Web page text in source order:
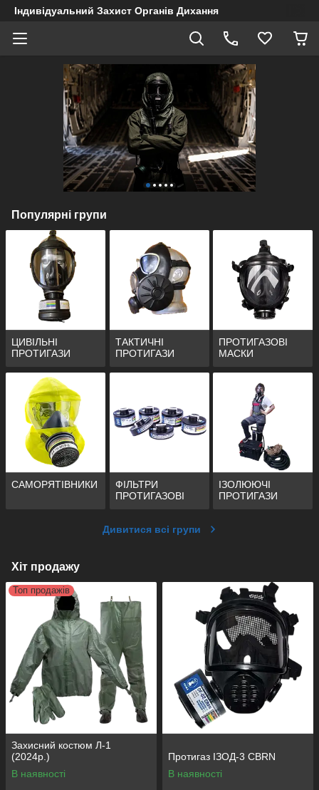
Індивідуальний Захист Органів Дихання
Популярні групи
ЦИВІЛЬНІ
ПРОТИГАЗИ
ТАКТИЧНІ
ПРОТИГАЗИ
ПРОТИГАЗОВІ
МАСКИ
САМОРЯТІВНИКИ
ФІЛЬТРИ
ПРОТИГАЗОВІ
ІЗОЛЮЮЧІ
ПРОТИГАЗИ
Дивитися всі групи
Хіт продажу
Топ продажів
Захисний костюм Л-1
(2024р.)
В наявності
Протигаз ІЗОД-3 CBRN
В наявності